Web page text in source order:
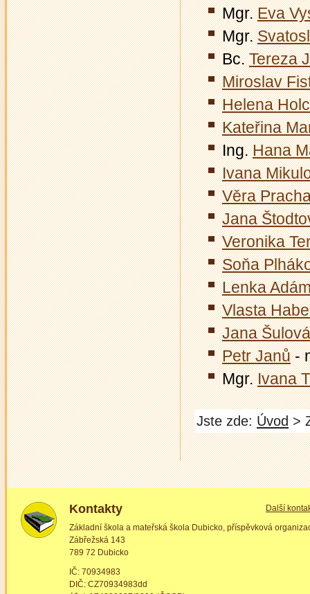
Mgr.Eva
Mgr.
Bc.Tereza
Miroslav
Helena
Kateřina
Ing.Hana
Ivana
Věra
Jana
Veronika
Soňa
Lenka
Vlasta
Jana Šulová
Petr Janů-
Mgr.Ivana
Jste zde: Úvod >
Kontakty Další
Základní škola a mateřská škola Dubicko, příspěvková
Zábřežská 143
789 72 Dubicko
IČ: 70934983
DIČ: CZ70934983dd